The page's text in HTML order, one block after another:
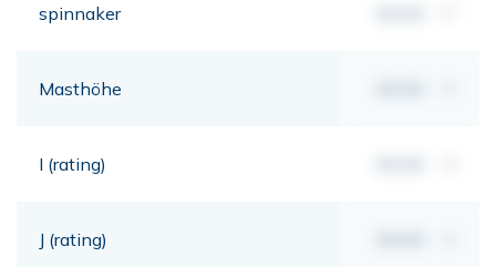
spinnaker
Masthöhe
I (rating)
J (rating)